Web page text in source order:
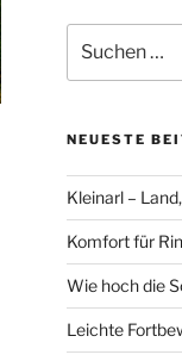
nach:
NEUESTE
Kleinarl –
Komfort für
Wie hoch die
Leichte